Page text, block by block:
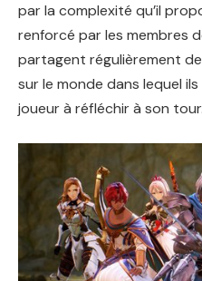
par la complexité qu’il
renforcé par les membres
partagent régulièrement
sur le monde dans lequel
joueur à réfléchir à son tour.